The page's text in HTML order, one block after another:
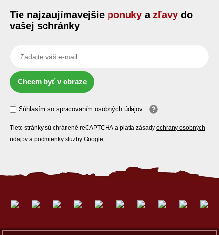
Tie najzaujímavejšie ponuky a zľavy do
vašej schránky
Chcem byť v obraze
Súhlasím so spracovaním osobných údajov .
Tieto stránky sú chránené reCAPTCHA a platia zásady ochrany osobných
údajov a podmienky služby Google.